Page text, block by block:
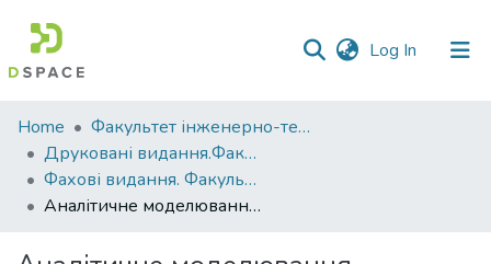
Log In (current)
Communities
&
Collections
Home
Факультет інженерно-технологічний
Друковані видання.Факультет інженерно-технологічний
Фахові видання. Факультет інженерно-технологічний
Аналітичне моделювання зосереджених та локалізованих навантажень брусів із криво-лінійною плоскою віссю. Частина 1. Моделювання зосереджених у точці навантажень